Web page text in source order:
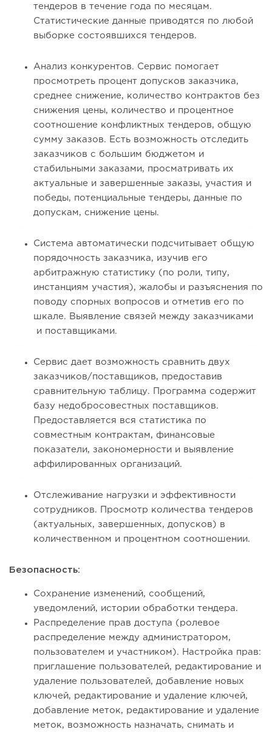
тендеров в течение года по месяцам.
Статистические данные приводятся по любой
выборке состоявшихся тендеров.
Анализ конкурентов. Сервис помогает
просмотреть процент допусков заказчика,
среднее снижение, количество контрактов без
снижения цены, количество и процентное
соотношение конфликтных тендеров, общую
сумму заказов. Есть возможность отследить
заказчиков с большим бюджетом и
стабильными заказами, просматривать их
актуальные и завершенные заказы, участия и
победы, потенциальные тендеры, данные по
допускам, снижение цены.
Система автоматически подсчитывает общую
порядочность заказчика, изучив его
арбитражную статистику (по роли, типу,
инстанциям участия), жалобы и разъяснения по
поводу спорных вопросов и отметив его по
шкале. Выявление связей между заказчиками
и поставщиками.
Сервис дает возможность сравнить двух
заказчиков/поставщиков, предоставив
сравнительную таблицу. Программа содержит
базу недобросовестных поставщиков.
Предоставляется вся статистика по
совместным контрактам, финансовые
показатели, закономерности и выявление
аффилированных организаций.
Отслеживание нагрузки и эффективности
сотрудников. Просмотр количества тендеров
(актуальных, завершенных, допусков) в
количественном и процентном соотношении.
Безопасность:
Сохранение изменений, сообщений,
уведомлений, истории обработки тендера.
Распределение прав доступа (ролевое
распределение между администратором,
пользователем и участником). Настройка прав:
приглашение пользователей, редактирование и
удаление пользователей, добавление новых
ключей, редактирование и удаление ключей,
добавление меток, редактирование и удаление
меток, возможность назначать, снимать и